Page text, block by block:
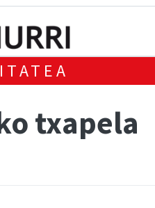
txapela